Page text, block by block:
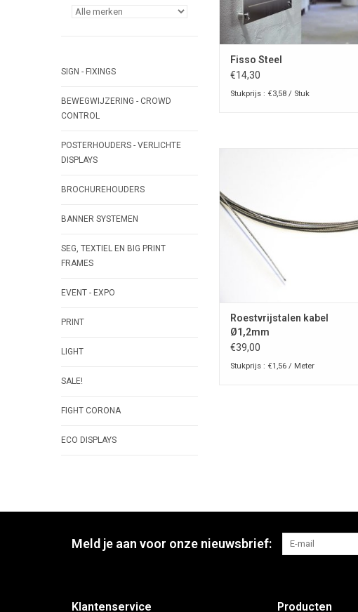
SIGN - FIXINGS
BEWEGWIJZERING - CROWD
CONTROL
POSTERHOUDERS - VERLICHTE
DISPLAYS
BROCHUREHOUDERS
BANNER SYSTEMEN
SEG, TEXTIEL EN BIG PRINT
FRAMES
EVENT - EXPO
PRINT
LIGHT
SALE!
FIGHT CORONA
ECO DISPLAYS
Fisso Steel
€14,30
Stukprijs : €3,58 / Stuk
TOEVOEGEN AAN WINKELWAGEN
Roestvrijstalen kabel
Ø1,2mm
€39,00
Stukprijs : €1,56 / Meter
Meld je aan voor onze nieuwsbrief:
Klantenservice Producten